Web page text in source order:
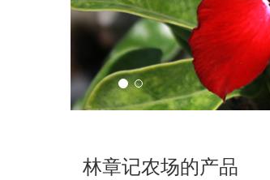
林章记农场的产品